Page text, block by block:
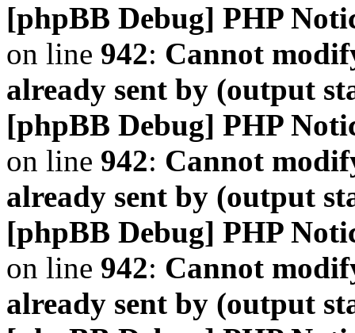
[phpBB Debug] PHP
on line 942: Cannot
already sent by (output
[phpBB Debug] PHP
on line 942: Cannot
already sent by (output
[phpBB Debug] PHP
on line 942: Cannot
already sent by (output